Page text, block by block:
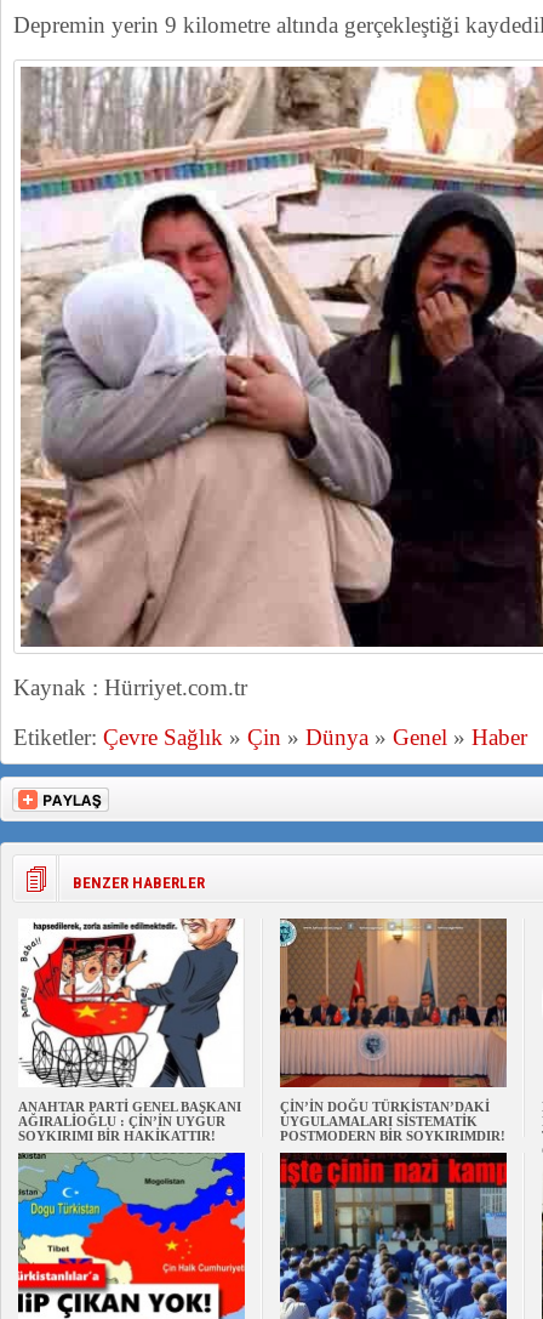
Depremin yerin 9 kilometre altında gerçekleştiği
Kaynak : Hürriyet.com.tr
Etiketler: Çevre Sağlık » Çin » Dünya » Genel » Haber
BENZER HABERLER
ANAHTAR PARTİ GENEL BAŞKANI
AĞIRALİOĞLU : ÇİN’İN UYGUR
SOYKIRIMI BİR HAKİKATTIR!
ÇİN’İN DOĞU TÜRKİSTAN’DAKİ
UYGULAMALARI SİSTEMATİK
POSTMODERN BİR SOYKIRIMDIR!